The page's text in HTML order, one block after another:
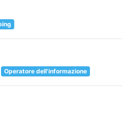
Operatore dell'informazione